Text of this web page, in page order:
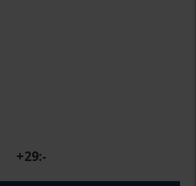
+29:-